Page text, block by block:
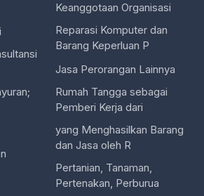
Keanggotaan Organisasi
Reparasi Komputer dan
Barang Keperluan P
Jasa Perorangan Lainnya
Rumah Tangga sebagai
Pemberi Kerja dari
yang Menghasilkan Barang
dan Jasa oleh R
Pertanian, Tanaman,
Pertenakan, Perburua